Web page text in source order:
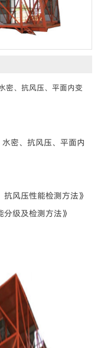
密、抗风压、平面内变
密、抗风压、平面内
风压性能检测方法》
级及检测方法》